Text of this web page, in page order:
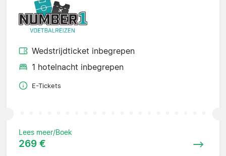
Wedstrijdticket inbegrepen
1 hotelnacht inbegrepen
E-Tickets
Lees meer/Boek
269 €